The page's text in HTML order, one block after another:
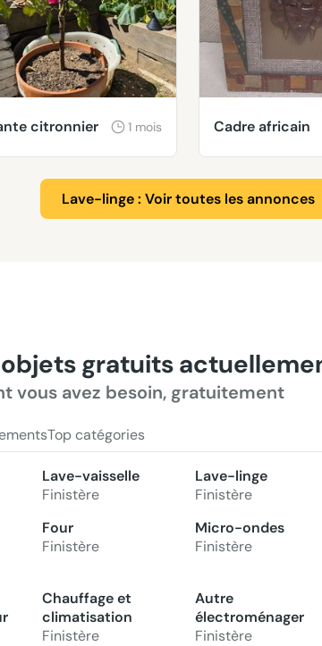
citronnier 1 mois Cadre africain
Lave-linge : Voir toutes les annonces
gratuits
vous avez besoin, gratuitement
Top catégories
Lave-vaisselle
Finistère
Lave-linge
Finistère
Four
Finistère
Micro-ondes
Finistère
Chauffage et
climatisation
Finistère
Autre
électroménager
Finistère